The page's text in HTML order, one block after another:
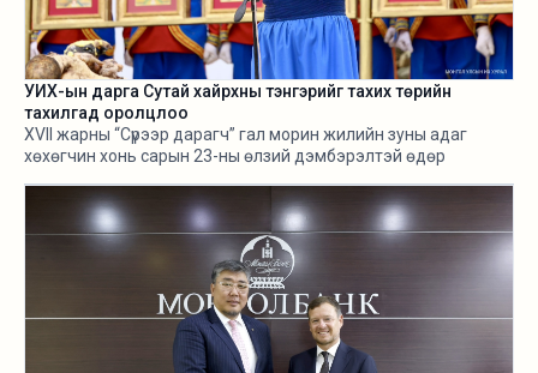
УИХ-ын дарга Сутай хайрхны тэнгэрийг тахих төрийн
тахилгад оролцлоо
XVII жарны “Сүрээр дарагч” гал морин жилийн зуны адаг
хөхөгчин хонь сарын 23-ны өлзий дэмбэрэлтэй өдөр
боллоо.